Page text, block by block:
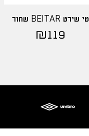
טי שירט BEITAR שחור
₪119